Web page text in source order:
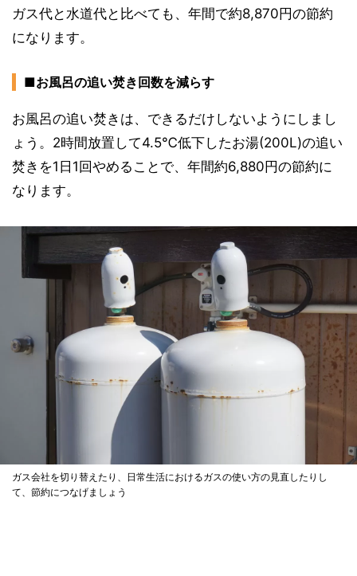
ガス代と水道代と比べても、年間で約8,870円の節約
になります。
■お風呂の追い焚き回数を減らす
お風呂の追い焚きは、できるだけしないようにしまし
ょう。2時間放置して4.5℃低下したお湯(200L)の追い
焚きを1日1回やめることで、年間約6,880円の節約に
なります。
ガス会社を切り替えたり、日常生活におけるガスの使い方の見直したりし
て、節約につなげましょう